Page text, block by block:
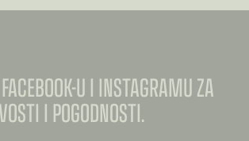
U I INSTAGRAMU ZA
I POGODNOSTI.